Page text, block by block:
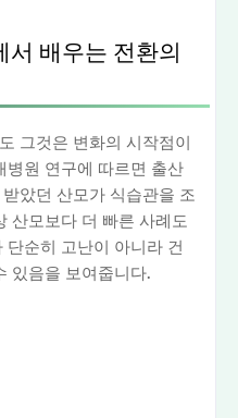
서 배우는 전환의
그것은 변화의 시작점이
병원 연구에 따르면 출산
았던 산모가 식습관을 조
산모보다 더 빠른 사례도
순히 고난이 아니라 건
있음을 보여줍니다.